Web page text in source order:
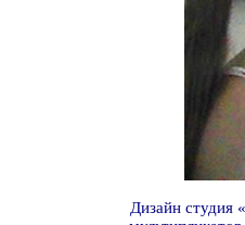
Дизайн студия